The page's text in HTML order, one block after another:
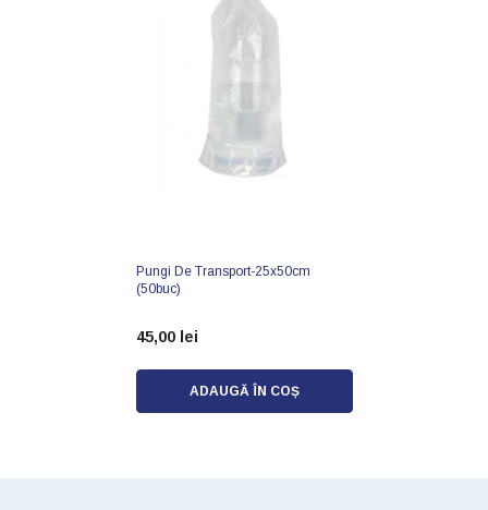
Pungi De Transport-25x50cm
(50buc)
45,00 lei
ADAUGĂ ÎN COȘ